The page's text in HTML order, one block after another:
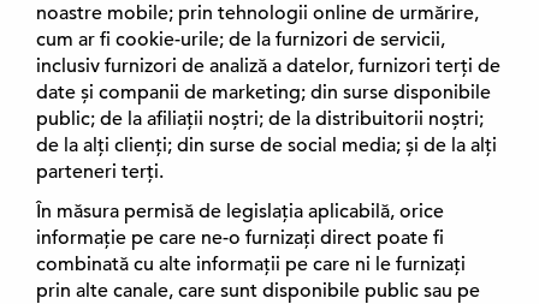
noastre mobile; prin tehnologii online de urmărire,
cum ar fi cookie-urile; de la furnizori de servicii,
inclusiv furnizori de analiză a datelor, furnizori terți de
date și companii de marketing; din surse disponibile
public; de la afiliații noștri; de la distribuitorii noștri;
de la alți clienți; din surse de social media; și de la alți
parteneri terți.
În măsura permisă de legislația aplicabilă, orice
informație pe care ne-o furnizați direct poate fi
combinată cu alte informații pe care ni le furnizați
prin alte canale, care sunt disponibile public sau pe